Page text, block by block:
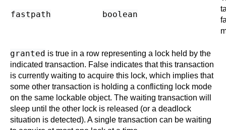
fastpath boolean
granted is true in a row representing a lock held by the
indicated transaction. False indicates that this transaction
is currently waiting to acquire this lock, which implies that
some other transaction is holding a conflicting lock mode
on the same lockable object. The waiting transaction will
sleep until the other lock is released (or a deadlock
situation is detected). A single transaction can be waiting